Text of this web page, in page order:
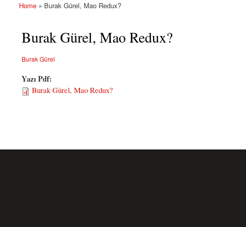
You are here
Home » Burak Gürel, Mao Redux?
Burak Gürel, Mao Redux?
Burak Gürel
Yazı Pdf:
Burak Gürel, Mao Redux?